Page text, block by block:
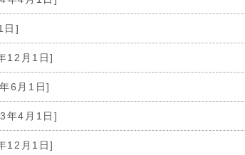
日]
12月1日]
6月1日]
年4月1日]
12月1日]